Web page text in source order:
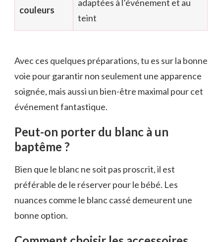
couleurs
adaptées à l’événement et au
teint
Avec ces quelques préparations, tu es sur la bonne
voie pour garantir non seulement une apparence
soignée, mais aussi un bien-être maximal pour cet
événement fantastique.
Peut-on porter du blanc à un
baptême ?
Bien que le blanc ne soit pas proscrit, il est
préférable de le réserver pour le bébé. Les
nuances comme le blanc cassé demeurent une
bonne option.